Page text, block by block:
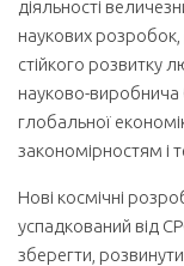
діяльності
наукових
стійкого розвитку
науково-
глобальної
закономірностям і
Нові космічні
успадкований від
зберегти,